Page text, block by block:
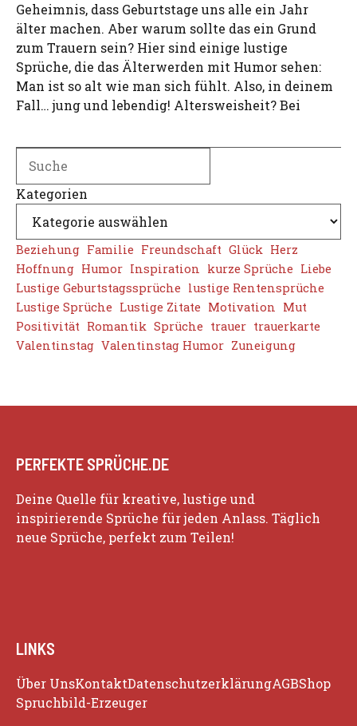
Geheimnis, dass Geburtstage uns alle ein Jahr
älter machen. Aber warum sollte das ein Grund
zum Trauern sein? Hier sind einige lustige
Sprüche, die das Älterwerden mit Humor sehen:
Man ist so alt wie man sich fühlt. Also, in deinem
Fall… jung und lebendig! Altersweisheit? Bei
Kategorien
Beziehung Familie Freundschaft Glück Herz
Hoffnung Humor Inspiration kurze Sprüche Liebe
Lustige Geburtstagssprüche lustige Rentensprüche
Lustige Sprüche Lustige Zitate Motivation Mut
Positivität Romantik Sprüche trauer trauerkarte
Valentinstag Valentinstag Humor Zuneigung
PERFEKTE SPRÜCHE.DE
Deine Quelle für kreative, lustige und
inspirierende Sprüche für jeden Anlass. Täglich
neue Sprüche, perfekt zum Teilen!
LINKS
Über UnsKontaktDatenschutzerklärungAGBShop
Spruchbild-Erzeuger